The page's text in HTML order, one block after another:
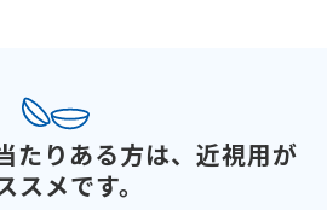
たりある方は、近視用が
スメです。